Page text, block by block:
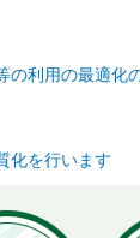
の利用の最適化
化を行います